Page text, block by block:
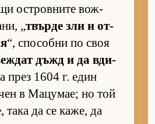
ос­т­ров­ните вож­
„твърде зли и от­
“, спо­собни по своя
дъжд и да вди­
през 1604 г. един
в Ма­цу­мае; но той
така да се ка­же, да